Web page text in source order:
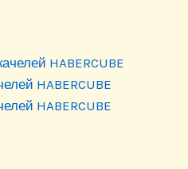
HABERCUBE
HABERCUBE